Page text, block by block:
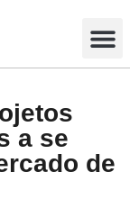
a se
de